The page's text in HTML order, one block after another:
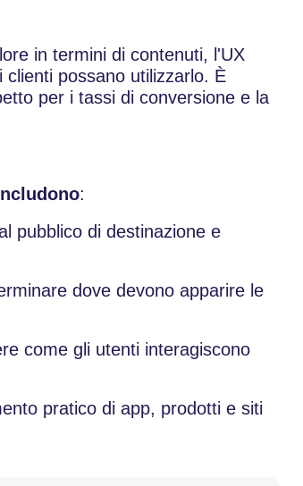
in termini di contenuti, l'UX
possano utilizzarlo. È
per i tassi di conversione e la
:
pubblico di destinazione e
dove devono apparire le
come gli utenti interagiscono
pratico di app, prodotti e siti